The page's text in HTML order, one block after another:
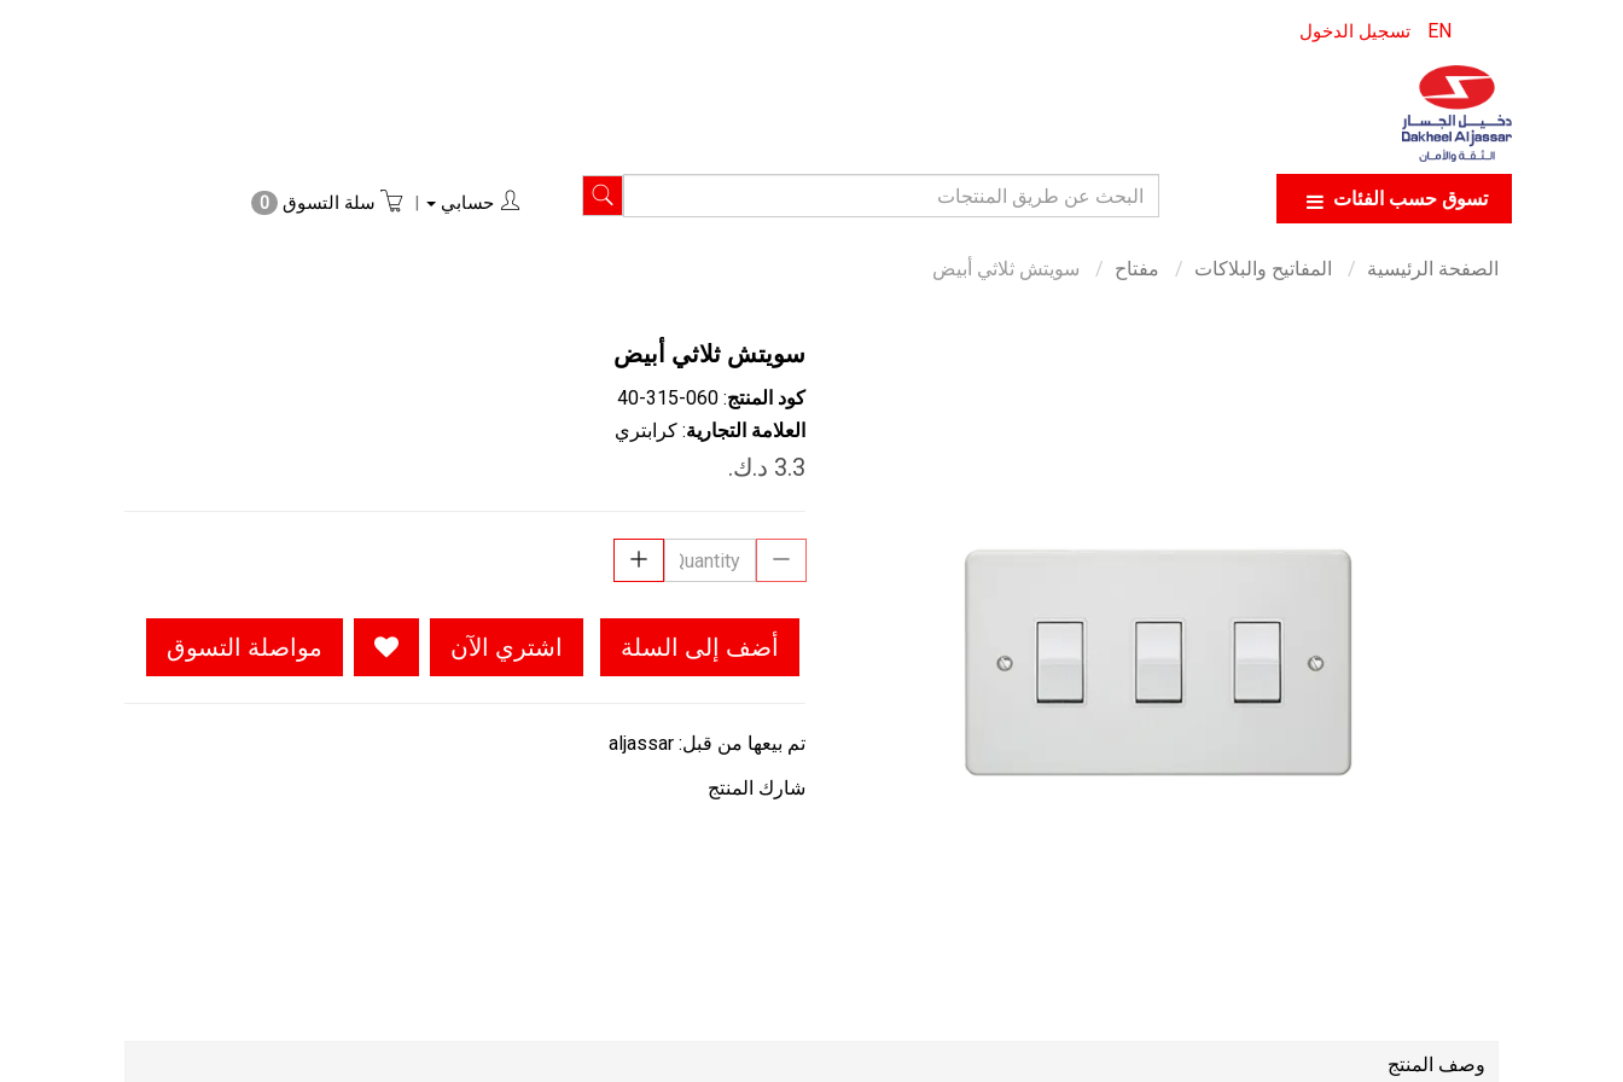
EN تسجيل الدخول
تسوق حسب الفئات حسابي | سلة التسوق 0
الصفحة الرئيسية المفاتيح والبلاكات مفتاح سويتش ثلاثي أبيض
سويتش ثلاثي أبيض
كود المنتج: ‎40-315-060
العلامة التجارية: كرابتري
أضف إلى السلة اشتري الآن مواصلة التسوق
تم بيعها من قبل: aljassar
شارك المنتج
وصف المنتج